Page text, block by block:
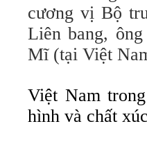
cương vị Bộ
Liên bang,
Mĩ (tại Việt
Việt Nam
hình và chất